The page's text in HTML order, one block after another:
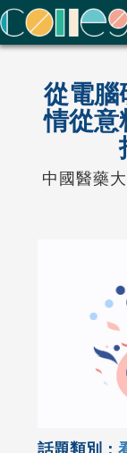
ColleGo! 大學選才
從電腦
情從意
中國醫藥